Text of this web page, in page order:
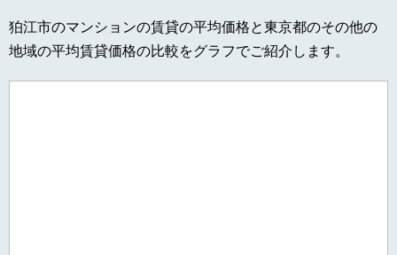
狛江市のマンションの賃貸の平均価格と東京都のその他の
地域の平均賃貸価格の比較をグラフでご紹介します。